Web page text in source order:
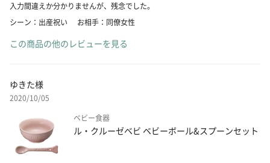
入力間違えか分かりませんが、残念でした。
シーン：出産祝い
お相手：同僚女性
この商品の他のレビューを見る
ゆきた様
2020/10/05
ベビー食器
ル・クルーゼベビ ベビーボール&スプーンセット